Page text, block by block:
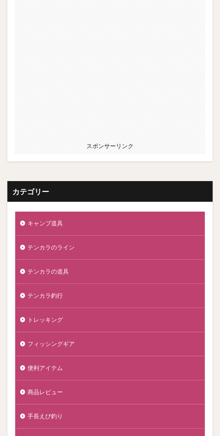
スポンサーリンク
カテゴリー
キャンプ道具
テンカラのライン
テンカラの道具
テンカラ釣行
トレッキング
フィッシングギア
便利アイテム
商品レビュー
手長えび釣り